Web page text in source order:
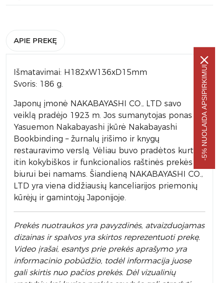
APIE PREKĘ
Išmatavimai: H182xW136xD15mm
Svoris: 186 g.
Japonų įmonė NAKABAYASHI CO., LTD savo
veiklą pradėjo 1923 m. Jos sumanytojas ponas
Yasuemon Nakabayashi įkūrė Nakabayashi
Bookbinding – žurnalų įrišimo ir knygų
restauravimo verslą. Vėliau buvo pradėtos kurti
itin kokybiškos ir funkcionalios raštinės prekės
biurui bei namams. Šiandieną NAKABAYASHI CO.,
LTD yra viena didžiausių kanceliarijos priemonių
kūrėjų ir gamintojų Japonijoje.
Prekės nuotraukos yra pavyzdinės, atvaizduojamas
dizainas ir spalvos yra skirtos reprezentuoti prekę.
Video įrašai, esantys prie prekės aprašymo yra
informacinio pobūdžio, todėl informacija juose
gali skirtis nuo pačios prekės. Dėl vizualinių
-5% NUOLAIDA APSIPIRKIMUI